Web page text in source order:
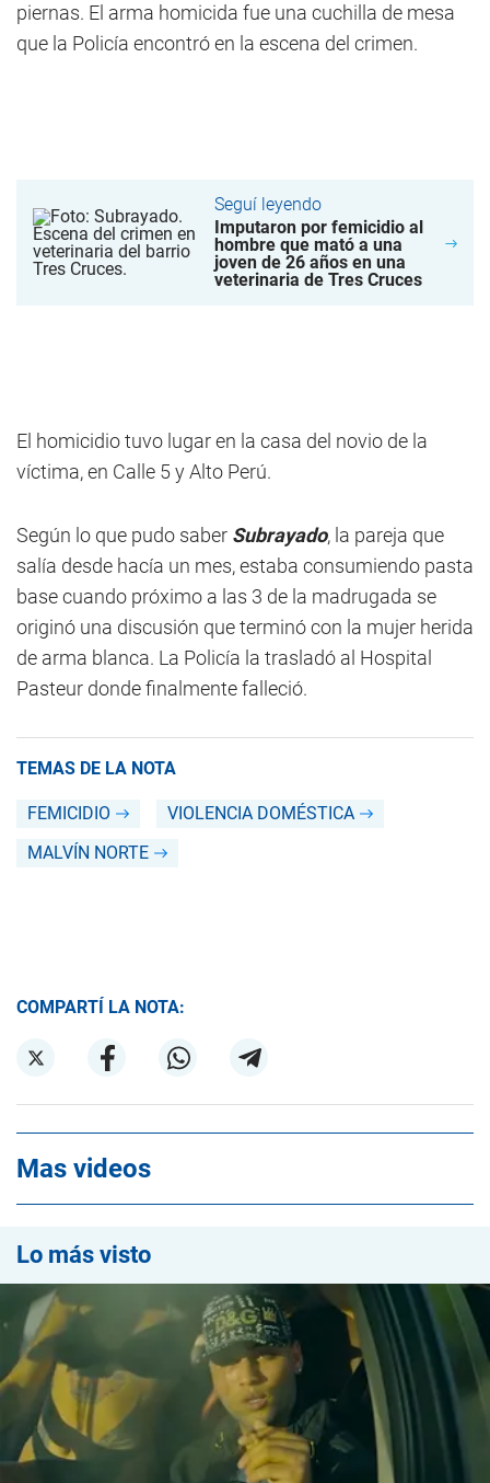
piernas. El arma homicida fue una cuchilla de mesa
que la Policía encontró en la escena del crimen.
Seguí leyendo
Imputaron por femicidio al
hombre que mató a una
joven de 26 años en una
veterinaria de Tres Cruces
El homicidio tuvo lugar en la casa del novio de la
víctima, en Calle 5 y Alto Perú.
Según lo que pudo saber Subrayado, la pareja que
salía desde hacía un mes, estaba consumiendo pasta
base cuando próximo a las 3 de la madrugada se
originó una discusión que terminó con la mujer herida
de arma blanca. La Policía la trasladó al Hospital
Pasteur donde finalmente falleció.
TEMAS DE LA NOTA
FEMICIDIO
VIOLENCIA DOMÉSTICA
MALVÍN NORTE
COMPARTÍ LA NOTA:
Mas videos
Lo más visto